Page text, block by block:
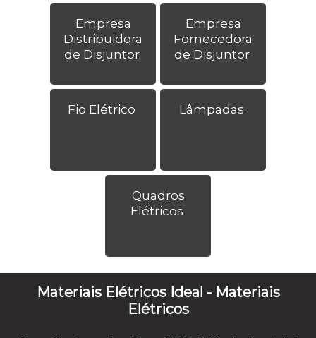
Empresa
Distribuidora
de Disjuntor
Empresa
Fornecedora
de Disjuntor
Fio Elétrico Lâmpadas
Quadros
Elétricos
Materiais Elétricos Ideal - Materiais
Elétricos